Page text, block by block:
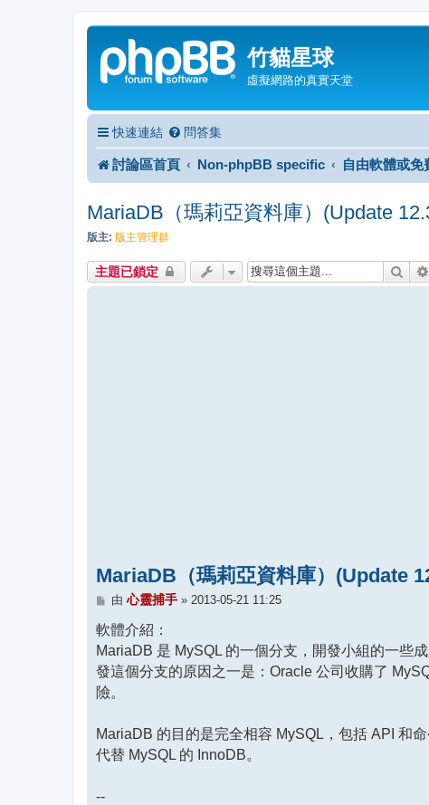
竹貓星球
虛擬網路的真實天堂
快速連結 問答集
討論區首頁 Non-phpBB specific 自由軟體或免
MariaDB（瑪莉亞資料庫）(Update
版主: 版主管理群
主題已鎖定 搜尋
MariaDB（瑪莉亞資料庫）(Update
文
由 心靈捕手» 2013-05-21 11:25
軟體介紹：
MariaDB 是 MySQL 的一個分支，開發小組的一些
發這個分支的原因之一是：Oracle 公司收購了
險。
MariaDB 的目的是完全相容 MySQL，包括 API 和
代替 MySQL 的 InnoDB。
--